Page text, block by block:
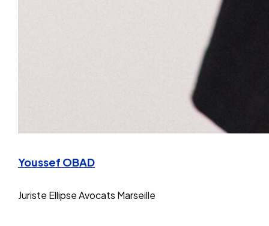
Youssef OBAD
Juriste Ellipse Avocats Marseille